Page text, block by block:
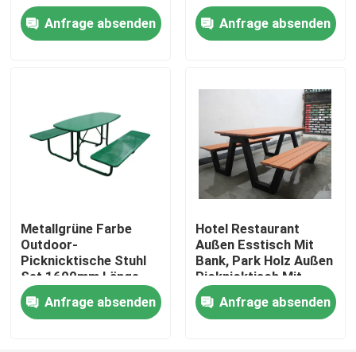
Werksbesichtigung
Kontakt mit uns
Bitte um ein Angebot
Metallbänke im Freien
Anfrage absenden
Kinder
Anfrage absenden
Metallgrüne Farbe
Outdoor-
Picknicktische Stuhl
Set 1600mm Länge
Anfrage absenden
Hotel Restaurant
Außen Esstisch Mit
Bank, Park Holz Außen
Picknicktisch Mit
Bänken
Anfrage absenden